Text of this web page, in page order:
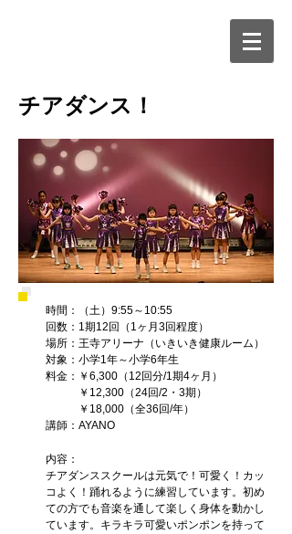
チアダンス！
時間：（土）9:55～10:55
回数：1期12回（1ヶ月3回程度）
場所：王寺アリーナ（いきいき健康ルーム）
対象：小学1年～小学6年生
料金：￥6,300（12回分/1期4ヶ月）
￥12,300（24回/2・3期）
￥18,000（全36回/年）
講師：AYANO
内容：
チアダンススクールは元気で！可愛く！カッ
コよく！踊れるように練習しています。初め
ての方でも音楽を通して楽しく身体を動かし
ています。キラキラ可愛いポンポンを持って